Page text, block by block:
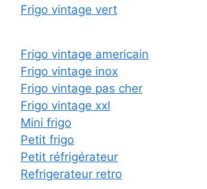
Frigo vintage vert
Frigo vintage americain
Frigo vintage inox
Frigo vintage pas cher
Frigo vintage xxl
Mini frigo
Petit frigo
Petit réfrigérateur
Refrigerateur retro